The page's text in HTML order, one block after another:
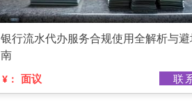
银行流水代办服务合规使用全解析与
南
¥： 面议 联